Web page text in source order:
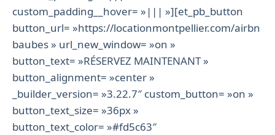
custom_padding__hover= »||| »][et_pb_button
button_url= »https://locationmontpellier.com/airbn
baubes » url_new_window= »on »
button_text= »RÉSERVEZ MAINTENANT »
button_alignment= »center »
_builder_version= »3.22.7″ custom_button= »on »
button_text_size= »36px »
button_text_color= »#fd5c63″